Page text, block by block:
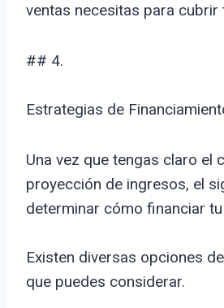
ventas necesitas para cubrir
## 4.
Estrategias de
Una vez que tengas claro el
proyección de ingresos, el
determinar cómo financiar
Existen diversas opciones
que puedes considerar.